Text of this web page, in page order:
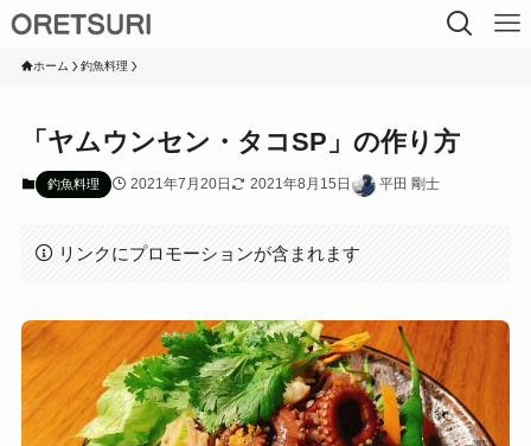
ホーム 釣魚料理
「ヤムウンセン・タコSP」の作り方
釣魚料理 2021年7月20日 2021年8月15日 平田 剛士
リンクにプロモーションが含まれます